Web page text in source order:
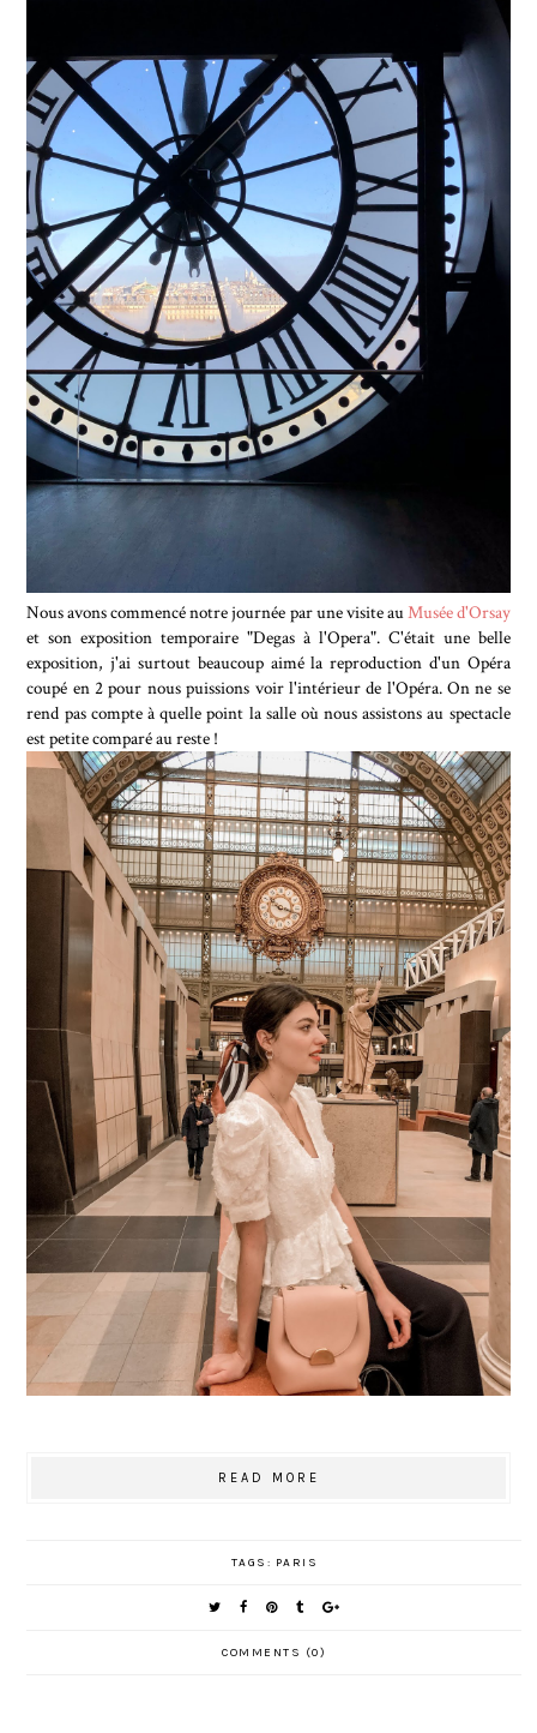
Nous avons commencé notre journée par une visite auMusée d'Orsay
et son exposition temporaire "Degas à l'Opera". C'était une belle
exposition, j'ai surtout beaucoup aimé la reproduction d'un Opéra
coupé en 2 pour nous puissions voir l'intérieur de l'Opéra. On ne se
rend pas compte à quelle point la salle où nous assistons au spectacle
est petite comparé au reste !
READ MORE
TAGS: PARIS
COMMENTS (0)